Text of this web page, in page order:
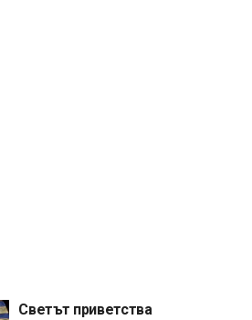
Светът приветства